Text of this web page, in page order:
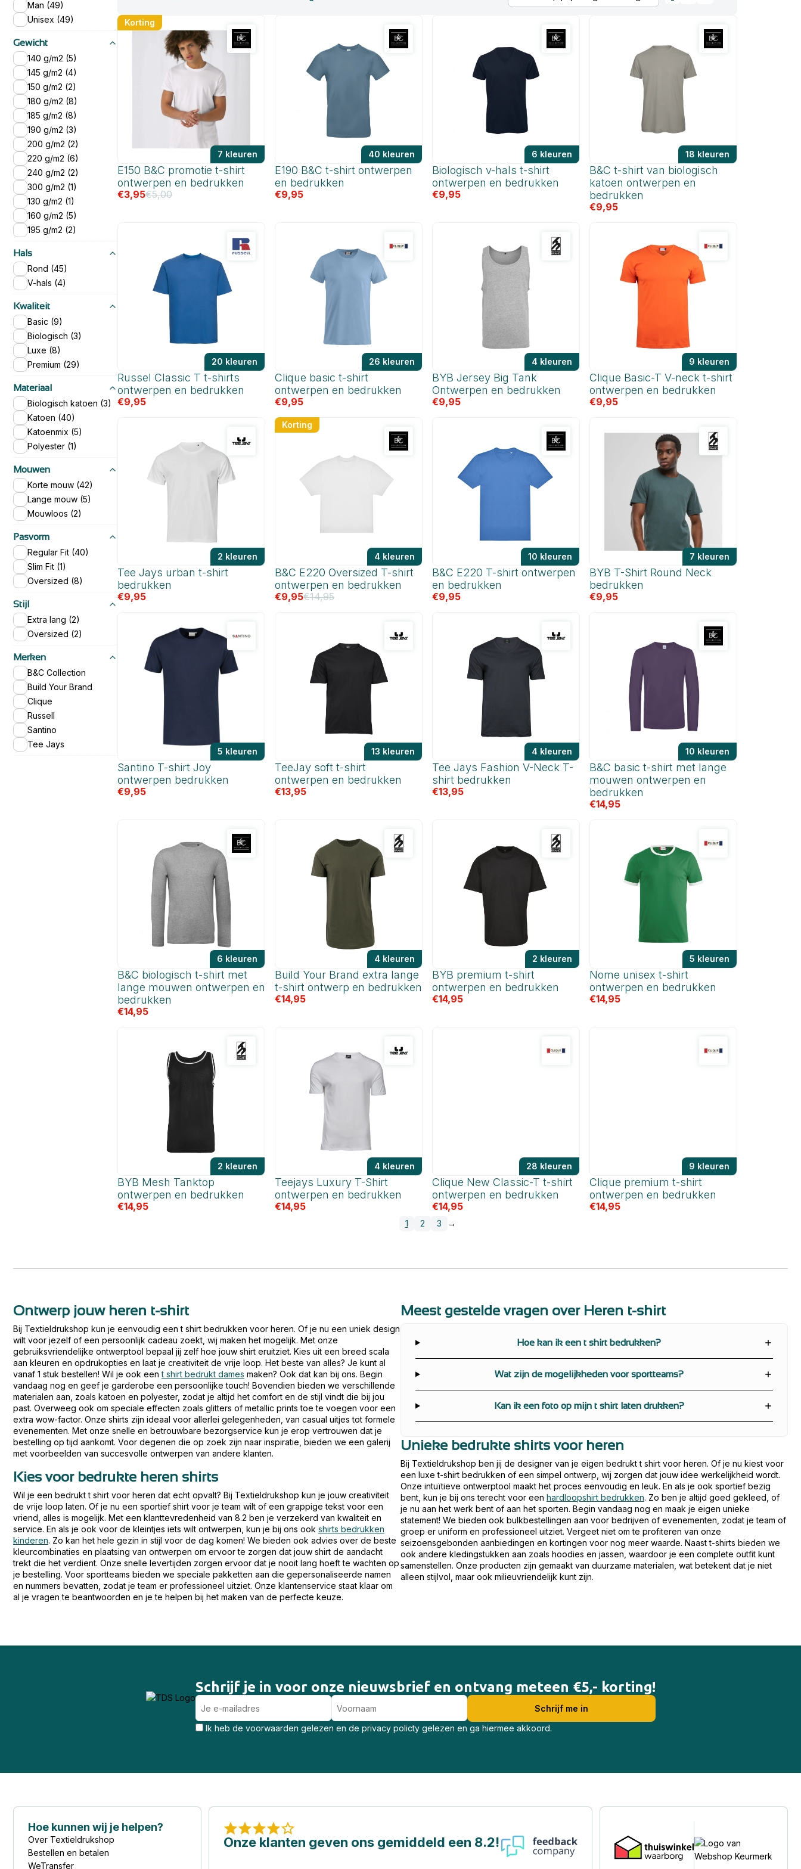
Man (49)
Unisex (49)
Gewicht
140 g/m2 (5)
145 g/m2 (4)
150 g/m2 (2)
180 g/m2 (8)
185 g/m2 (8)
190 g/m2 (3)
200 g/m2 (2)
220 g/m2 (6)
240 g/m2 (2)
300 g/m2 (1)
130 g/m2 (1)
160 g/m2 (5)
195 g/m2 (2)
Hals
Rond (45)
V-hals (4)
Kwaliteit
Basic (9)
Biologisch (3)
Luxe (8)
Premium (29)
Materiaal
Biologisch katoen (3)
Katoen (40)
Katoenmix (5)
Polyester (1)
Mouwen
Korte mouw (42)
Lange mouw (5)
Mouwloos (2)
Pasvorm
Regular Fit (40)
Slim Fit (1)
Oversized (8)
Stijl
Extra lang (2)
Oversized (2)
Merken
B&C Collection
Build Your Brand
Clique
Russell
Santino
Tee Jays
hoog
Korting
7 kleuren
E150 B&C promotie t-shirt
ontwerpen en bedrukken
€3,95€5,00
40 kleuren
E190 B&C t-shirt ontwerpen
en bedrukken
€9,95
6 kleuren
Biologisch v-hals t-shirt
ontwerpen en bedrukken
€9,95
18 kleuren
B&C t-shirt van biologisch
katoen ontwerpen en
bedrukken
€9,95
20 kleuren
Russel Classic T t-shirts
ontwerpen en bedrukken
€9,95
26 kleuren
Clique basic t-shirt
ontwerpen en bedrukken
€9,95
4 kleuren
BYB Jersey Big Tank
Ontwerpen en bedrukken
€9,95
9 kleuren
Clique Basic-T V-neck t-shirt
ontwerpen en bedrukken
€9,95
2 kleuren
Tee Jays urban t-shirt
bedrukken
€9,95
Korting
4 kleuren
B&C E220 Oversized T-shirt
ontwerpen en bedrukken
€9,95€14,95
10 kleuren
B&C E220 T-shirt ontwerpen
en bedrukken
€9,95
7 kleuren
BYB T-Shirt Round Neck
bedrukken
€9,95
5 kleuren
Santino T-shirt Joy
ontwerpen bedrukken
€9,95
13 kleuren
TeeJay soft t-shirt
ontwerpen en bedrukken
€13,95
4 kleuren
Tee Jays Fashion V-Neck T-
shirt bedrukken
€13,95
10 kleuren
B&C basic t-shirt met lange
mouwen ontwerpen en
bedrukken
€14,95
6 kleuren
B&C biologisch t-shirt met
lange mouwen ontwerpen en
bedrukken
€14,95
4 kleuren
Build Your Brand extra lange
t-shirt ontwerp en bedrukken
€14,95
2 kleuren
BYB premium t-shirt
ontwerpen en bedrukken
€14,95
5 kleuren
Nome unisex t-shirt
ontwerpen en bedrukken
€14,95
2 kleuren
BYB Mesh Tanktop
ontwerpen en bedrukken
€14,95
4 kleuren
Teejays Luxury T-Shirt
ontwerpen en bedrukken
€14,95
28 kleuren
Clique New Classic-T t-shirt
ontwerpen en bedrukken
€14,95
9 kleuren
Clique premium t-shirt
ontwerpen en bedrukken
€14,95
1 2 3 →
Ontwerp jouw heren t-shirt
Bij Textieldrukshop kun je eenvoudig een t shirt bedrukken voor heren. Of je nu een uniek design
wilt voor jezelf of een persoonlijk cadeau zoekt, wij maken het mogelijk. Met onze
gebruiksvriendelijke ontwerptool bepaal jij zelf hoe jouw shirt eruitziet. Kies uit een breed scala
aan kleuren en opdrukopties en laat je creativiteit de vrije loop. Het beste van alles? Je kunt al
vanaf 1 stuk bestellen! Wil je ook eent shirt bedrukt dames maken? Ook dat kan bij ons. Begin
vandaag nog en geef je garderobe een persoonlijke touch! Bovendien bieden we verschillende
materialen aan, zoals katoen en polyester, zodat je altijd het comfort en de stijl vindt die bij jou
past. Overweeg ook om speciale effecten zoals glitters of metallic prints toe te voegen voor een
extra wow-factor. Onze shirts zijn ideaal voor allerlei gelegenheden, van casual uitjes tot formele
evenementen. Met onze snelle en betrouwbare bezorgservice kun je erop vertrouwen dat je
bestelling op tijd aankomt. Voor degenen die op zoek zijn naar inspiratie, bieden we een galerij
met voorbeelden van succesvolle ontwerpen van andere klanten.
Kies voor bedrukte heren shirts
Wil je een bedrukt t shirt voor heren dat echt opvalt? Bij Textieldrukshop kun je jouw creativiteit
de vrije loop laten. Of je nu een sportief shirt voor je team wilt of een grappige tekst voor een
vriend, alles is mogelijk. Met een klanttevredenheid van 8.2 ben je verzekerd van kwaliteit en
service. En als je ook voor de kleintjes iets wilt ontwerpen, kun je bij ons ook shirts bedrukken
kinderen. Zo kan het hele gezin in stijl voor de dag komen! We bieden ook advies over de beste
kleurcombinaties en plaatsing van ontwerpen om ervoor te zorgen dat jouw shirt de aandacht
trekt die het verdient. Onze snelle levertijden zorgen ervoor dat je nooit lang hoeft te wachten op
je bestelling. Voor sportteams bieden we speciale pakketten aan die gepersonaliseerde namen
en nummers bevatten, zodat je team er professioneel uitziet. Onze klantenservice staat klaar om
al je vragen te beantwoorden en je te helpen bij het maken van de perfecte keuze.
Meest gestelde vragen over Heren t-shirt
Hoe kan ik een t shirt bedrukken?
Wat zijn de mogelijkheden voor sportteams?
Kan ik een foto op mijn t shirt laten drukken?
Unieke bedrukte shirts voor heren
Bij Textieldrukshop ben jij de designer van je eigen bedrukt t shirt voor heren. Of je nu kiest voor
een luxe t-shirt bedrukken of een simpel ontwerp, wij zorgen dat jouw idee werkelijkheid wordt.
Onze intuïtieve ontwerptool maakt het proces eenvoudig en leuk. En als je ook sportief bezig
bent, kun je bij ons terecht voor een hardloopshirt bedrukken. Zo ben je altijd goed gekleed, of
je nu aan het werk bent of aan het sporten. Begin vandaag nog en maak je eigen unieke
statement! We bieden ook bulkbestellingen aan voor bedrijven of evenementen, zodat je team of
groep er uniform en professioneel uitziet. Vergeet niet om te profiteren van onze
seizoensgebonden aanbiedingen en kortingen voor nog meer waarde. Naast t-shirts bieden we
ook andere kledingstukken aan zoals hoodies en jassen, waardoor je een complete outfit kunt
samenstellen. Onze producten zijn gemaakt van duurzame materialen, wat betekent dat je niet
alleen stijlvol, maar ook milieuvriendelijk kunt zijn.
Schrijf je in voor onze nieuwsbrief en ontvang meteen €5,- korting!
Ik heb de voorwaarden gelezen en de privacy policty gelezen en ga hiermee akkoord.
Hoe kunnen wij je helpen?
Over Textieldrukshop
Bestellen en betalen
WeTransfer
Onze klanten geven ons gemiddeld een 8.2!